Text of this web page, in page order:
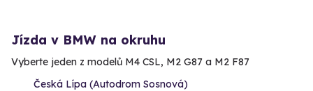
Jízda v BMW na okruhu
Vyberte jeden z modelů M4 CSL, M2 G87 a M2 F87
Česká Lípa (Autodrom Sosnová)